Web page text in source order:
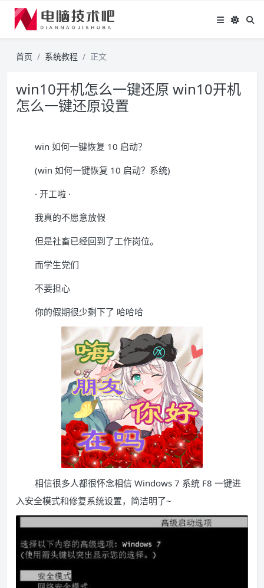
首页 系统教程 正文
win10开机怎么一键还原 win10开机
怎么一键还原设置
win 如何一键恢复 10 启动？
(win 如何一键恢复 10 启动？系统)
· 开工啦 ·
我真的不愿意放假
但是社畜已经回到了工作岗位。
而学生党们
不要担心
你的假期很少剩下了 哈哈哈
相信很多人都很怀念相信 Windows 7 系统 F8 一键进
入安全模式和修复系统设置，简洁明了~